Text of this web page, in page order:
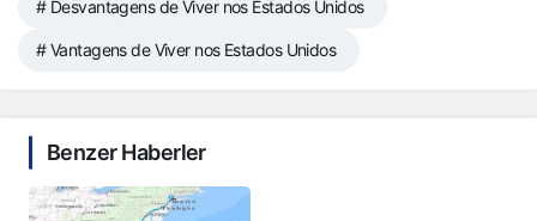
# Desvantagens de Viver nos Estados Unidos
# Vantagens de Viver nos Estados Unidos
Benzer Haberler